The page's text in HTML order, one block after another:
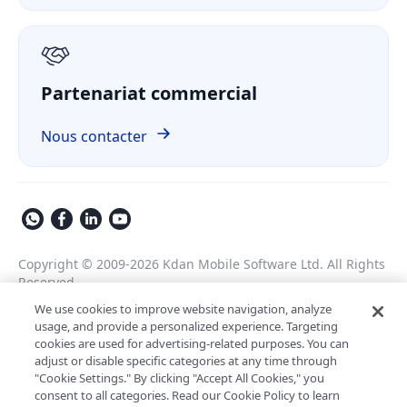
2009
Fondation de KDAN.
Partenariat commercial
Nous contacter
Politique de confidentialité
Conditions d'utilisation
Politique de sécurité
Paramètres des témoins
Propulsé par ComPDF
Copyright © 2009-2026 Kdan Mobile Software Ltd. All Rights
Reserved.
LynxPDF V2.0.0
Assistant IA pour le traitement des
We use cookies to improve website navigation, analyze
usage, and provide a personalized experience. Targeting
cookies are used for advertising-related purposes. You can
adjust or disable specific categories at any time through
"Cookie Settings." By clicking "Accept All Cookies," you
consent to all categories. Read our Cookie Policy to learn